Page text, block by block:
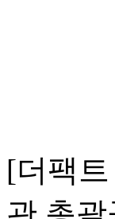
[더팩